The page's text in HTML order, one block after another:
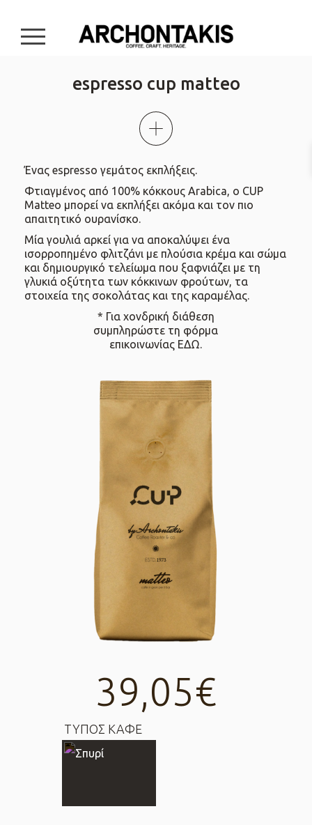
burger button
espresso cup matteo
Ένας espresso γεμάτος εκπλήξεις.
Φτιαγμένος από 100% κόκκους Arabica, o CUP
Matteo μπορεί να εκπλήξει ακόμα και τον πιο
απαιτητικό ουρανίσκο.
Μία γουλιά αρκεί για να αποκαλύψει ένα
ισορροπημένο φλιτζάνι με πλούσια κρέμα και σώμα
και δημιουργικό τελείωμα που ξαφνιάζει με τη
γλυκιά οξύτητα των κόκκινων φρούτων, τα
στοιχεία της σοκολάτας και της καραμέλας.
* Για χονδρική διάθεση
συμπληρώστε τη φόρμα
επικοινωνίας ΕΔΩ.
39,05€
ΤΥΠΟΣ ΚΑΦΕ